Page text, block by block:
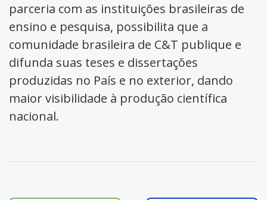
parceria com as instituições brasileiras de
ensino e pesquisa, possibilita que a
comunidade brasileira de C&T publique e
difunda suas teses e dissertações
produzidas no País e no exterior, dando
maior visibilidade à produção científica
nacional.